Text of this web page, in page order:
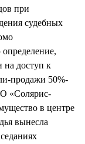
при
судебных
на доступ к
продажи 50%-
«Солярис-
в центре
вынесла